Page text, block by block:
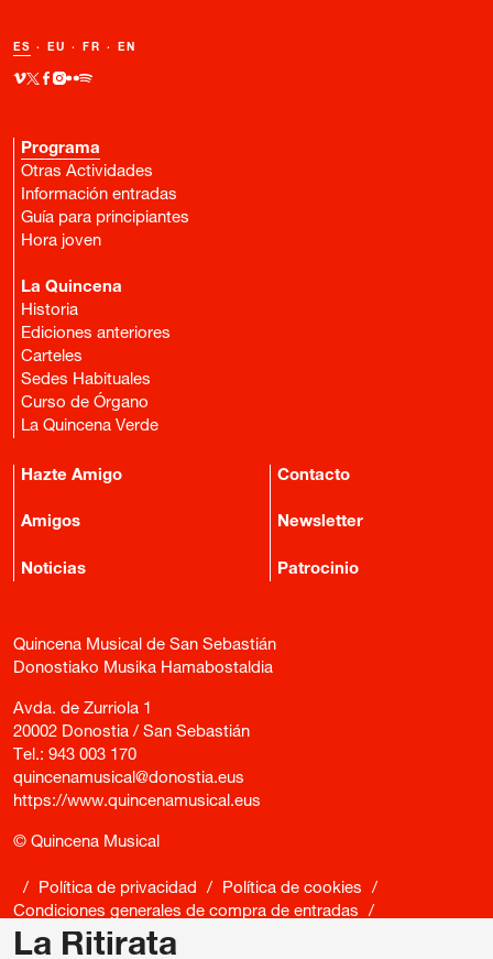
La Ritirata
ES · EU · FR · EN
Programa
Otras Actividades
Información entradas
Guía para principiantes
Hora joven
La Quincena
Historia
Ediciones anteriores
Carteles
Sedes Habituales
Curso de Órgano
La Quincena Verde
Hazte Amigo
Amigos
Noticias
Contacto
Newsletter
Patrocinio
Quincena Musical de San Sebastián
Donostiako Musika Hamabostaldia
Avda. de Zurriola 1
20002 Donostia / San Sebastián
Tel.: 943 003 170
quincenamusical@donostia.eus
https://www.quincenamusical.eus
© Quincena Musical
/ Política de privacidad / Política de cookies
/
Condiciones generales de compra de entradas
/
Canal de denuncias